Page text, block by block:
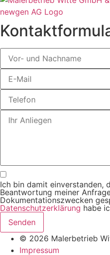
Ich bin damit einverstanden,
Beantwortung meiner
Dokumentationszwecken
Datenschutzerklärung habe
Senden
© 2026 Malerbetrieb
Impressum